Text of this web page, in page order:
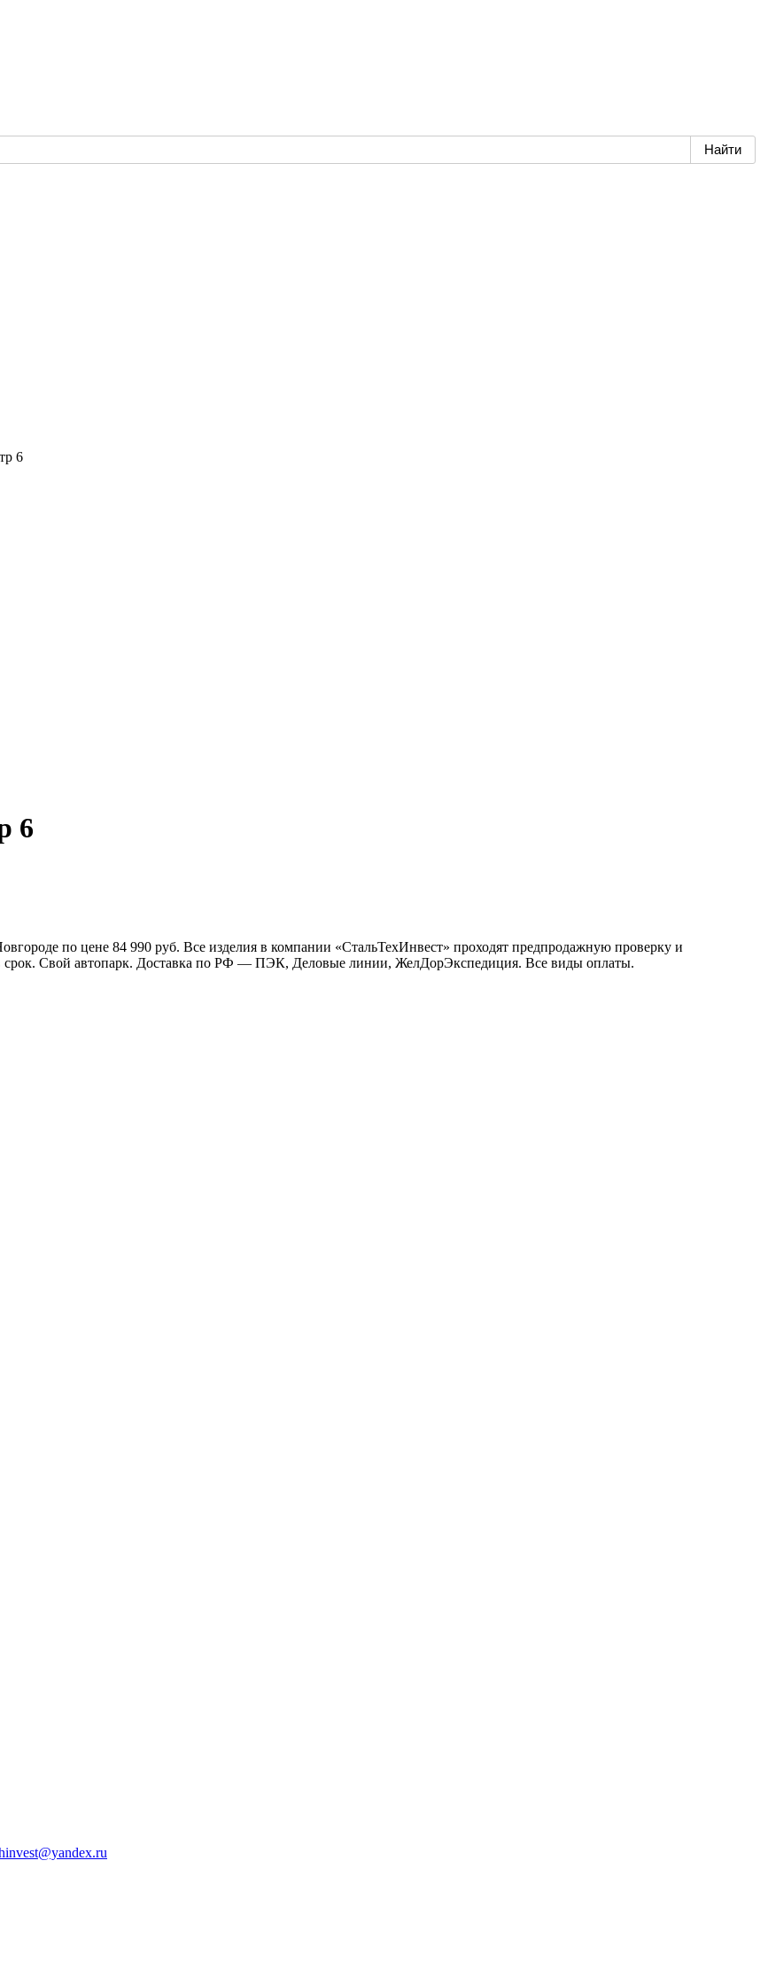
6
6
по цене 84 990 руб. Все изделия в компании «СтальТехИнвест» проходят предпродажную проверку и
в срок. Свой автопарк. Доставка по РФ — ПЭК, Деловые линии, ЖелДорЭкспедиция. Все виды оплаты.